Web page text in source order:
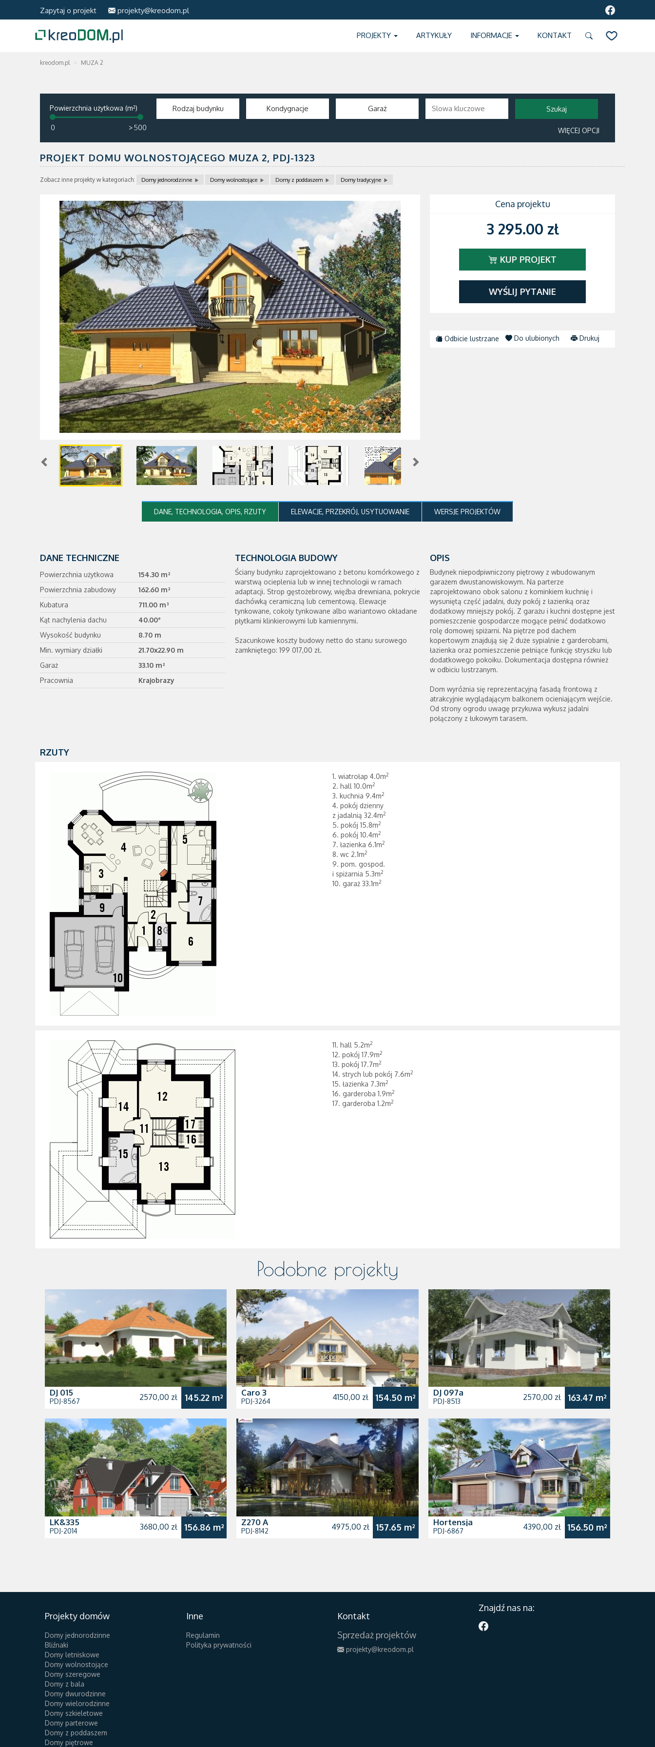
Zapytaj o projekt projekty@kreodom.pl
PROJEKTY ARTYKUŁY INFORMACJE KONTAKT
SCHOWEK
kreodom.pl MUZA 2
Powierzchnia użytkowa (m²)
>
Rodzaj budynku Kondygnacje Garaż
WIĘCEJ OPCJI
PROJEKT DOMU WOLNOSTOJĄCEGO MUZA 2, PDJ-1323
Zobacz inne projekty w kategoriach: Domy jednorodzinne Domy wolnostojące Domy z poddaszem Domy tradycyjne
Cena projektu
3 295.00 zł
KUP PROJEKT
WYŚLIJ PYTANIE
Odbicie lustrzane Do ulubionych Drukuj
DANE, TECHNOLOGIA, OPIS, RZUTY ELEWACJE, PRZEKRÓJ, USYTUOWANIE WERSJE PROJEKTÓW
DANE TECHNICZNE
Powierzchnia użytkowa
154.30 m²
Powierzchnia zabudowy
162.60 m²
Kubatura
711.00 m³
Kąt nachylenia dachu
40.00°
Wysokość budynku
8.70 m
Min. wymiary działki
21.70x22.90 m
Garaż
33.10 m²
Pracownia
Krajobrazy
TECHNOLOGIA BUDOWY
Ściany budynku zaprojektowano z betonu komórkowego z
warstwą ocieplenia lub w innej technologii w ramach
adaptacji. Strop gęstożebrowy, więźba drewniana, pokrycie
dachówką ceramiczną lub cementową. Elewacje
tynkowane, cokoły tynkowane albo wariantowo okładane
płytkami klinkierowymi lub kamiennymi.
Szacunkowe koszty budowy netto do stanu surowego
zamkniętego: 199 017,00 zł.
OPIS
Budynek niepodpiwniczony piętrowy z wbudowanym
garażem dwustanowiskowym. Na parterze
zaprojektowano obok salonu z kominkiem kuchnię i
wysuniętą część jadalni, duży pokój z łazienką oraz
dodatkowy mniejszy pokój. Z garażu i kuchni dostępne jest
pomieszczenie gospodarcze mogące pełnić dodatkowo
rolę domowej spiżarni. Na piętrze pod dachem
kopertowym znajdują się 2 duże sypialnie z garderobami,
łazienka oraz pomieszczenie pełniące funkcję stryszku lub
dodatkowego pokoiku. Dokumentacja dostępna również
w odbiciu lustrzanym.
Dom wyróżnia się reprezentacyjną fasadą frontową z
atrakcyjnie wyglądającym balkonem ocieniającym wejście.
Od strony ogrodu uwagę przykuwa wykusz jadalni
połączony z łukowym tarasem.
RZUTY
1. wiatrołap 4.0m2
2. hall 10.0m2
3. kuchnia 9.4m2
4. pokój dzienny
z jadalnią 32.4m2
5. pokój 15.8m2
6. pokój 10.4m2
7. łazienka 6.1m2
8. wc 2.1m2
9. pom. gospod.
i spiżarnia 5.3m2
10. garaż 33.1m2
11. hall 5.2m2
12. pokój 17.9m2
13. pokój 17.7m2
14. strych lub pokój 7.6m2
15. łazienka 7.3m2
16. garderoba 1.9m2
17. garderoba 1.2m2
Podobne projekty
DJ 015
PDJ-8567 2570,00 zł 145.22 m² Caro 3
PDJ-3264 4150,00 zł 154.50 m² DJ 097a
PDJ-8513 2570,00 zł 163.47 m²
LK&335
PDJ-2014 3680,00 zł 156.86 m² Z270 A
PDJ-8142 4975,00 zł 157.65 m² Hortensja
PDJ-6867 4390,00 zł 156.50 m²
Projekty domów
Domy jednorodzinne
Bliźnaki
Domy letniskowe
Domy wolnostojące
Domy szeregowe
Domy z bala
Domy dwurodzinne
Domy wielorodzinne
Domy szkieletowe
Domy parterowe
Domy z poddaszem
Domy piętrowe
Inne
Regulamin
Polityka prywatności
Kontakt
Sprzedaż projektów
projekty@kreodom.pl
Znajdź nas na: